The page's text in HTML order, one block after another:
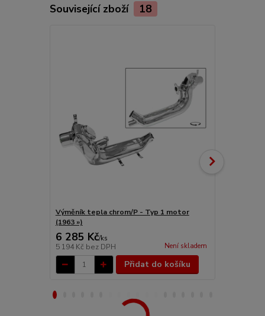
Související zboží 18
Výměník tepla chrom/P - Typ 1 motor
(1963 »)
6 285 Kč/ks
5 194 Kč bez DPH Není skladem
Přidat do košíku